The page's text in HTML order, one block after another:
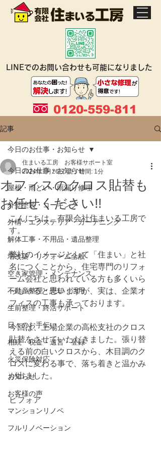
0120-559-811
LINEでのお問い合わせも可能になりました
記事
今日のお仕事・お知らせ
屋根・雨どい・雨漏り修理
外壁塗装・コーキング
外構・エクステリア・ガーデニング
解体工事・不用品・遺品整理
増改築・リフォーム全般
空き家管理・メンテナンス
不動産整理・売却・活用
生前整理・終活サポート
日々のお手伝い
相続・税金・遺言・登録
火災保険対応
お知らせ
お客様の声
マンションリノベ
フルリノベーション
今日のお仕事・お知らせ
オフィスのクロス貼替も
お任せください!!
住まいる工房 お客様サポート室
2024年1月26日 読了時間: 1分
こんにちは。有限会社住まいる工房で
す。
弊社のイメージとして「住まい」と社
名につくことから、住宅専門のリフォ
ーム会社と思われている方も多くいら
っしゃると思いますが、実は、企業オ
フィスの工事も承っております。
今回は、上場企業の高松支社のクロス
貼替をさせていただきました。張り替
える前の白いクロスから、木目調のク
ロスに変わる事で、落ち着きと温かみ
が出ました。
ビフォア